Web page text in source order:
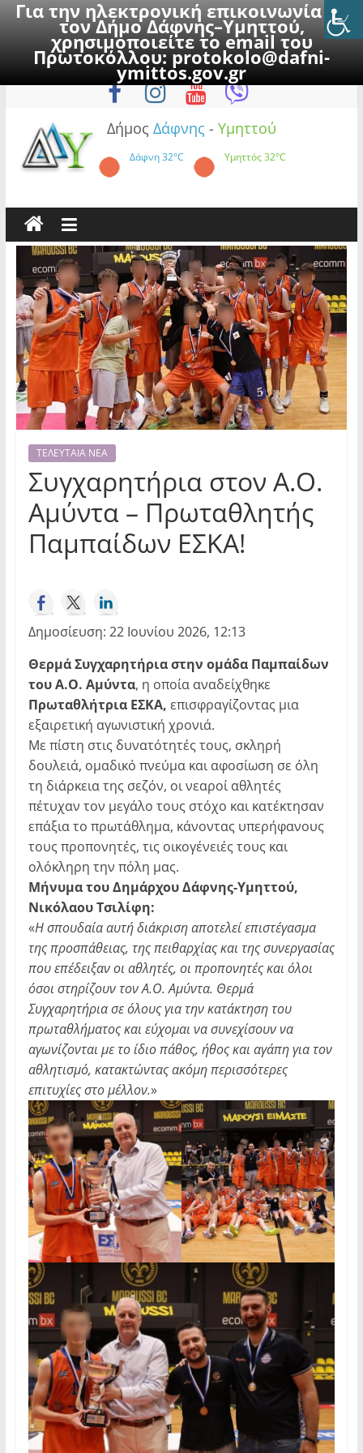
Για την ηλεκτρονική επικοινωνία με
τον Δήμο Δάφνης–Υμηττού,
χρησιμοποιείτε το email του
Πρωτοκόλλου:protokolo@dafni-
ymittos.gov.gr
to
Πέμπτη, 6 Αυγούστου 2026
Δήμος Δάφνης - Υμηττού
Δάφνη32°C Υμηττός32°C
ΤΕΛΕΥΤΑΙΑ ΝΕΑ
Συγχαρητήρια στον Α.Ο.
Αμύντα – Πρωταθλητής
Παμπαίδων ΕΣΚΑ!
Δημοσίευση: 22 Ιουνίου 2026, 12:13
Θερμά Συγχαρητήρια στην ομάδα Παμπαίδων
του Α.Ο. Αμύντα, η οποία αναδείχθηκε
Πρωταθλήτρια ΕΣΚΑ, επισφραγίζοντας μια
εξαιρετική αγωνιστική χρονιά.
Με πίστη στις δυνατότητές τους, σκληρή
δουλειά, ομαδικό πνεύμα και αφοσίωση σε όλη
τη διάρκεια της σεζόν, οι νεαροί αθλητές
πέτυχαν τον μεγάλο τους στόχο και κατέκτησαν
επάξια το πρωτάθλημα, κάνοντας υπερήφανους
τους προπονητές, τις οικογένειές τους και
ολόκληρη την πόλη μας.
Μήνυμα του Δημάρχου Δάφνης-Υμηττού,
Νικόλαου Τσιλίφη:
«Η σπουδαία αυτή διάκριση αποτελεί επιστέγασμα
της προσπάθειας, της πειθαρχίας και της συνεργασίας
που επέδειξαν οι αθλητές, οι προπονητές και όλοι
όσοι στηρίζουν τον Α.Ο. Αμύντα. Θερμά
Συγχαρητήρια σε όλους για την κατάκτηση του
πρωταθλήματος και εύχομαι να συνεχίσουν να
αγωνίζονται με το ίδιο πάθος, ήθος και αγάπη για τον
αθλητισμό, κατακτώντας ακόμη περισσότερες
επιτυχίες στο μέλλον.»